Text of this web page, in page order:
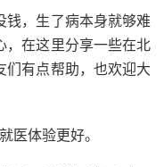
钱，生了病本身就够难
，在这里分享一些在北
们有点帮助，也欢迎大
医体验更好。